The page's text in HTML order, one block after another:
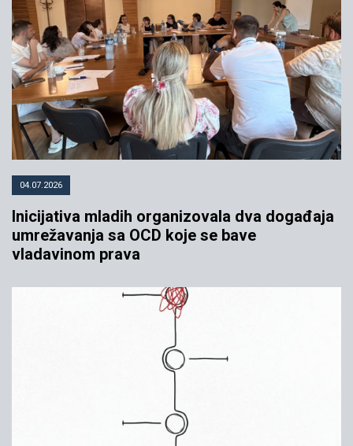
04.07.2026
Inicijativa mladih organizovala dva događaja
umrežavanja sa OCD koje se bave
vladavinom prava